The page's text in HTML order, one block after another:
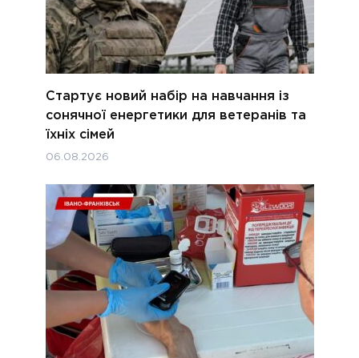
Стартує новий набір на навчання із
сонячної енергетики для ветеранів та
їхніх сімей
06.08.2026